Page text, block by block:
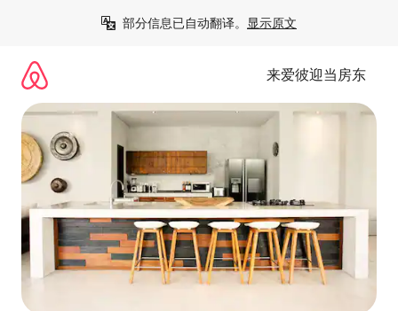
部分信息已自动翻译。 显示原文
来爱彼迎当房东